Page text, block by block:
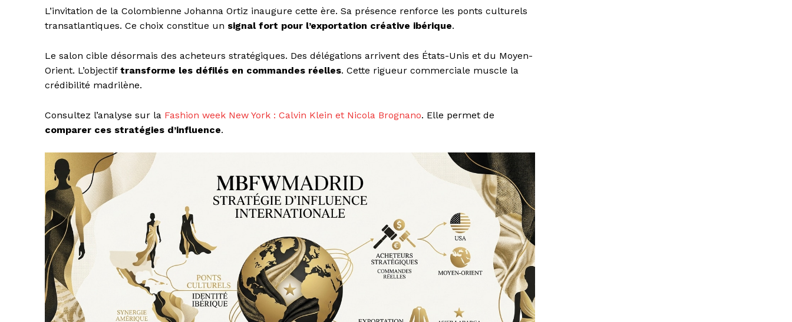
L’invitation de la Colombienne Johanna Ortiz inaugure cette ère. Sa présence renforce les ponts culturels
transatlantiques. Ce choix constitue un signal fort pour l’exportation créative ibérique.
Le salon cible désormais des acheteurs stratégiques. Des délégations arrivent des États-Unis et du Moyen-
Orient. L’objectif transforme les défilés en commandes réelles. Cette rigueur commerciale muscle la
crédibilité madrilène.
Consultez l’analyse sur la Fashion week New York : Calvin Klein et Nicola Brognano. Elle permet de
comparer ces stratégies d’influence.